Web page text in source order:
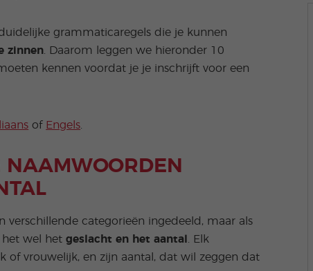
grammaticaregels die je kunnen
zinnen . Daarom leggen we hieronder 10
kennen voordat je je inschrijft voor een
of Engels
NAAMWOORDEN
verschillende categorieën ingedeeld, maar als
het wel hetgeslacht en het aantal
. Elk
of vrouwelijk, en zijn aantal, dat wil zeggen dat